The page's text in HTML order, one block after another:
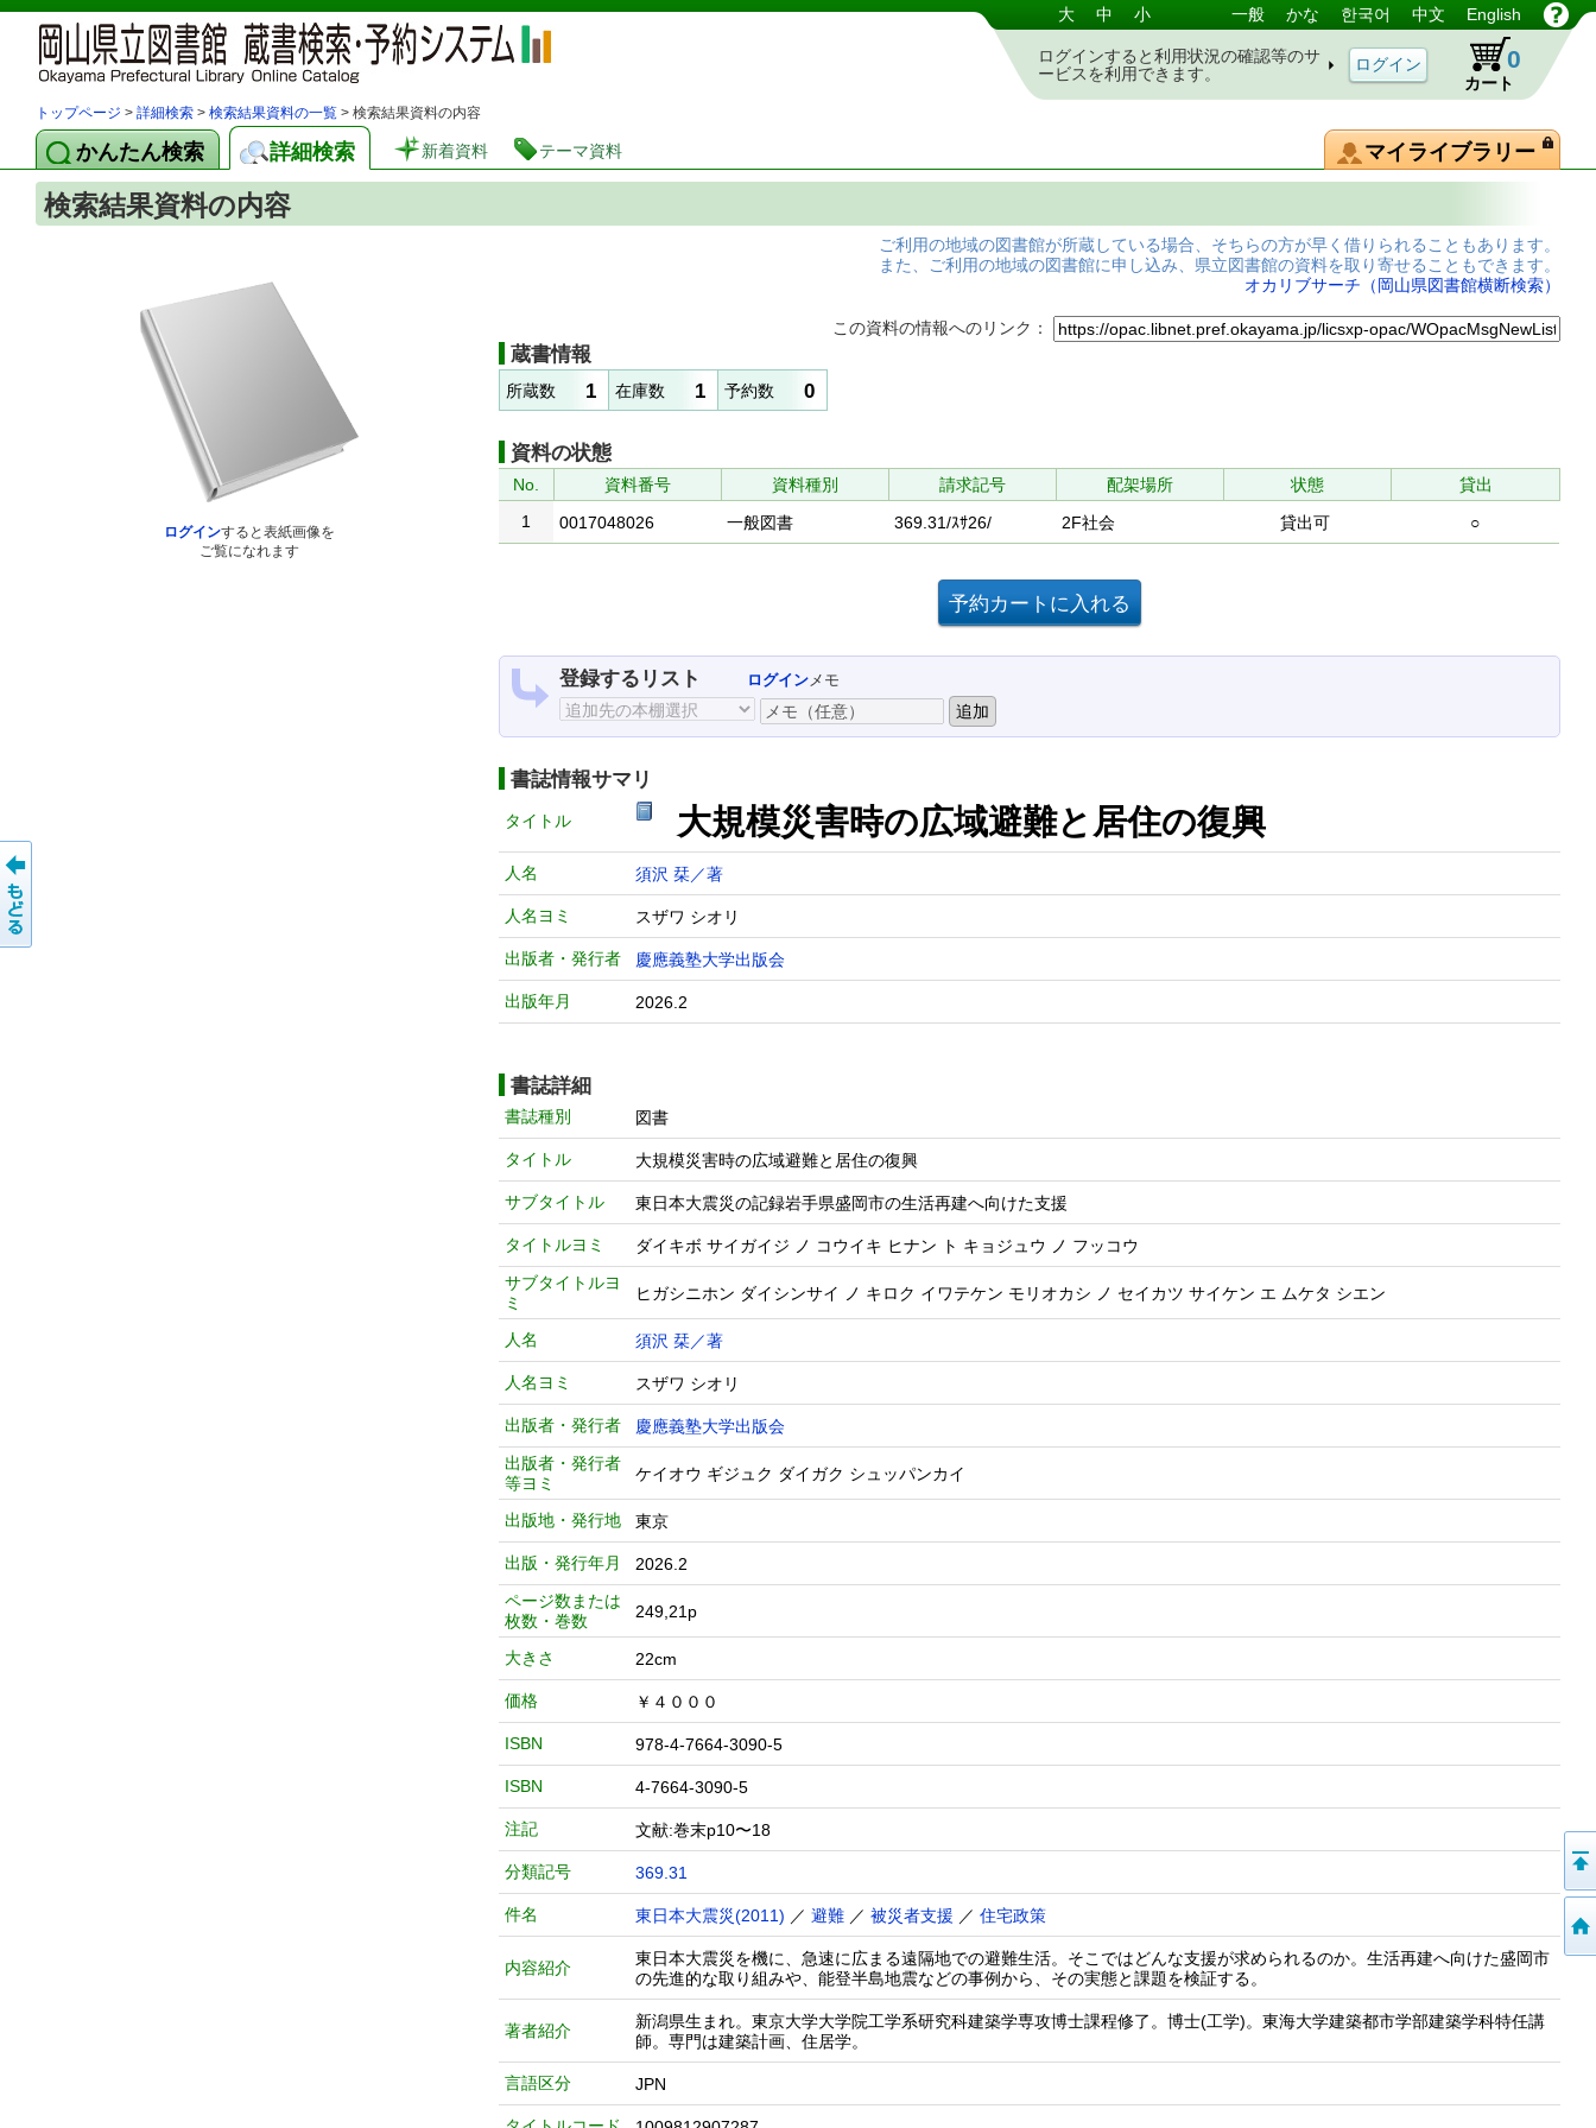
岡山県立図書館 蔵書検索・予約システム 大 中 小 一般 かな 한국어 中文 English
ログインすると利用状況の確認等のサ
ービスを利用できます。
カート
0
トップページ > 詳細検索 > 検索結果資料の一覧 > 検索結果資料の内容
かんたん検索 詳細検索 新着資料 テーマ資料 マイライブラリー
検索結果資料の内容
ログインすると表紙画像を
ご覧になれます
ご利用の地域の図書館が所蔵している場合、そちらの方が早く借りられることもあります。
また、ご利用の地域の図書館に申し込み、県立図書館の資料を取り寄せることもできます。
オカリブサーチ（岡山県図書館横断検索）
この資料の情報へのリンク：
蔵書情報
所蔵数 1 在庫数 1 予約数 0
資料の状態
No. 資料番号 資料種別 請求記号 配架場所 状態
貸出
1
0017048026 一般図書 369.31/ｽｻ26/ 2F社会 貸出可 ○
登録するリスト ログインメモ
書誌情報サマリ
タイトル 大規模災害時の広域避難と居住の復興
人名 須沢 栞／著
人名ヨミ スザワ シオリ
出版者・発行者 慶應義塾大学出版会
出版年月 2026.2
書誌詳細
書誌種別 図書
タイトル 大規模災害時の広域避難と居住の復興
サブタイトル 東日本大震災の記録岩手県盛岡市の生活再建へ向けた支援
タイトルヨミ
ダイキボ サイガイジ ノ コウイキ ヒナン ト キョジュウ ノ フッコウ
サブタイトルヨ
ミ
ヒガシニホン ダイシンサイ ノ キロク イワテケン モリオカシ ノ セイカツ サイケン エ ムケタ シエン
人名 須沢 栞／著
人名ヨミ スザワ シオリ
出版者・発行者
慶應義塾大学出版会
出版者・発行者
等ヨミ
ケイオウ ギジュク ダイガク シュッパンカイ
出版地・発行地 東京
出版・発行年月
2026.2
ページ数または
枚数・巻数
249,21p
大きさ 22cm
価格 ￥４０００
ISBN 978-4-7664-3090-5
ISBN 4-7664-3090-5
注記 文献:巻末p10〜18
分類記号 369.31
件名 東日本大震災(2011) ／ 避難 ／ 被災者支援 ／ 住宅政策
内容紹介
東日本大震災を機に、急速に広まる遠隔地での避難生活。そこではどんな支援が求められるのか。生活再建へ向けた盛岡市
の先進的な取り組みや、能登半島地震などの事例から、その実態と課題を検証する。
著者紹介
新潟県生まれ。東京大学大学院工学系研究科建築学専攻博士課程修了。博士(工学)。東海大学建築都市学部建築学科特任講
師。専門は建築計画、住居学。
言語区分 JPN